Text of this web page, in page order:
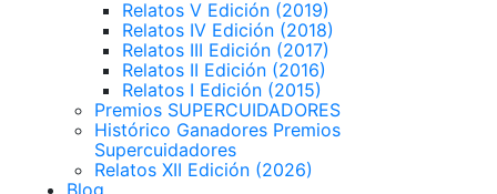
Relatos V Edición (2019)
Relatos IV Edición (2018)
Relatos III Edición (2017)
Relatos II Edición (2016)
Relatos I Edición (2015)
Premios SUPERCUIDADORES
Histórico Ganadores Premios
Supercuidadores
Relatos XII Edición (2026)
Blog